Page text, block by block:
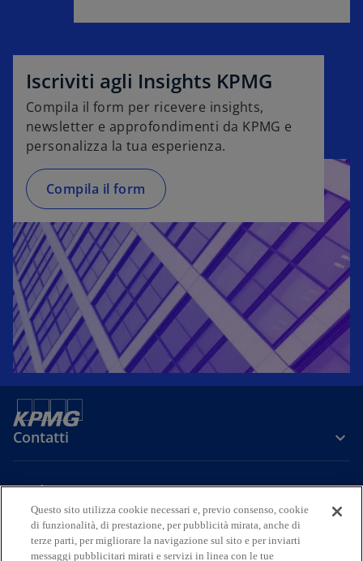
Iscriviti agli Insights KPMG
Compila il form per ricevere insights,
newsletter e approfondimenti da KPMG e
personalizza la tua esperienza.
Compila il form
Contatti
Media
Company
Questo sito utilizza cookie necessari e, previo consenso, cookie
di funzionalità, di prestazione, per pubblicità mirata, anche di
terze parti, per migliorare la navigazione sul sito e per inviarti
messaggi pubblicitari mirati e servizi in linea con le tue